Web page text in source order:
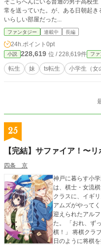
そこらへんにいる普通の男子高校
常を送っていた。が、ある日朝起
いらしい部屋だった...
ファンタジー 連載中 長編
24h.ポイント 0pt
小説 228,619 位 / 228,619件 フ
転生 妹 ts転生 小学生（女
25
【完結】サファイア！〜
四条 京
神戸に暮らす小
は、棋士・女流
クラスに、イギ
アムズがやって
迎えられたアル
た。 「おれ、ずっと、誰かとやってみたかったんだ――将
棋！」 将棋クラブに所属している縁から、アルフレッドと毎
日のように将棋